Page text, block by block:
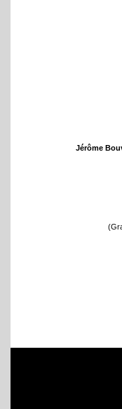
Jérôme